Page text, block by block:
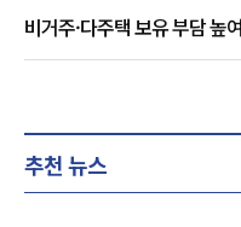
비거주·다주택 보유 부담 높
추천 뉴스